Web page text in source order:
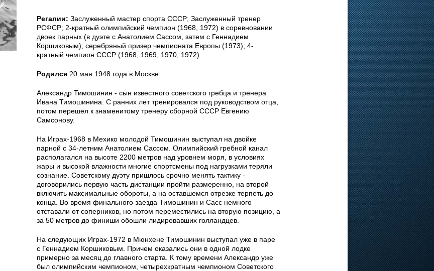
Регалии: Заслуженный мастер спорта СССР; Заслуженный тренер
РСФСР; 2-кратный олимпийский чемпион (1968, 1972) в соревновании
двоек парных (в дуэте с Анатолием Сассом, затем с Геннадием
Коршиковым); серебряный призер чемпионата Европы (1973); 4-
кратный чемпион СССР (1968, 1969, 1970, 1972).
Родился 20 мая 1948 года в Москве.
Александр Тимошинин - сын известного советского гребца и тренера
Ивана Тимошинина. С ранних лет тренировался под руководством отца,
потом перешел к знаменитому тренеру сборной СССР Евгению
Самсонову.
На Играх-1968 в Мехико молодой Тимошинин выступал на двойке
парной с 34-летним Анатолием Сассом. Олимпийский гребной канал
располагался на высоте 2200 метров над уровнем моря, в условиях
жары и высокой влажности многие спортсмены под нагрузками теряли
сознание. Советскому дуэту пришлось срочно менять тактику -
договорились первую часть дистанции пройти размеренно, на второй
включить максимальные обороты, а на оставшемся отрезке терпеть до
конца. Во время финального заезда Тимошинин и Сасс немного
отставали от соперников, но потом переместились на вторую позицию, а
за 50 метров до финиши обошли лидировавших голландцев.
На следующих Играх-1972 в Мюнхене Тимошинин выступал уже в паре
с Геннадием Коршиковым. Причем оказались они в одной лодке
примерно за месяц до главного старта. К тому времени Александр уже
был олимпийским чемпионом, четырехкратным чемпионом Советского